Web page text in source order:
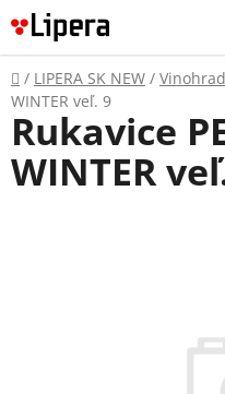
Prejsť
na
obsah
Domov
/ LIPERA SK NEW / Vinohrad
WINTER veľ. 9
Rukavice
WINTER